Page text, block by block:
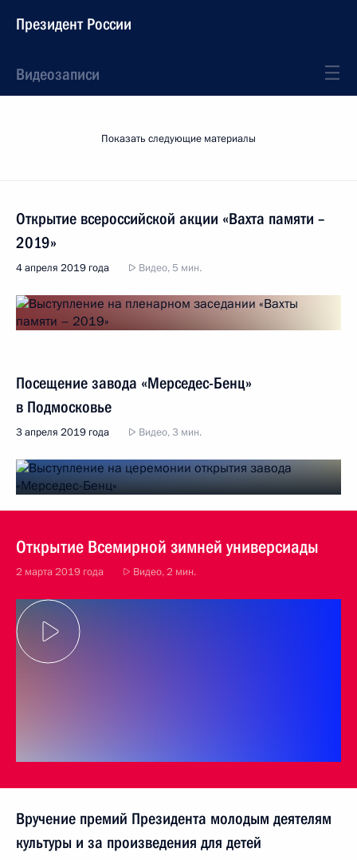
Президент России
Видеозаписи
Показать следующие материалы
Открытие всероссийской акции «Вахта памяти –
2019»
4 апреля 2019 года Видео, 5 мин.
Посещение завода «Мерседес-Бенц»
в Подмосковье
3 апреля 2019 года Видео, 3 мин.
Открытие Всемирной зимней универсиады
2 марта 2019 года Видео, 2 мин.
Вручение премий Президента молодым деятелям
культуры и за произведения для детей